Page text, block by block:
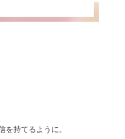
を持てるように。